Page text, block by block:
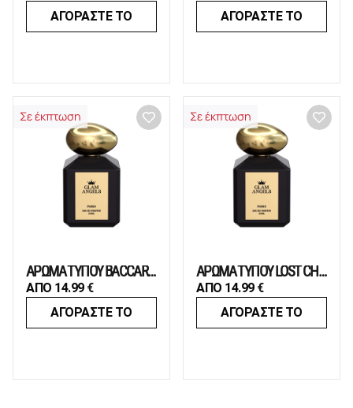
ΑΓΟΡΑΣΤΕ ΤΟ
ΑΓΟΡΑΣΤΕ ΤΟ
Σε έκπτωση
ΑΡΩΜΑ ΤΥΠΟΥ BACCARAT ROUGE
ΑΠΟ 14.99 €
ΑΓΟΡΑΣΤΕ ΤΟ
Σε έκπτωση
ΑΡΩΜΑ ΤΥΠΟΥ LOST CHERRY
ΑΠΟ 14.99 €
ΑΓΟΡΑΣΤΕ ΤΟ